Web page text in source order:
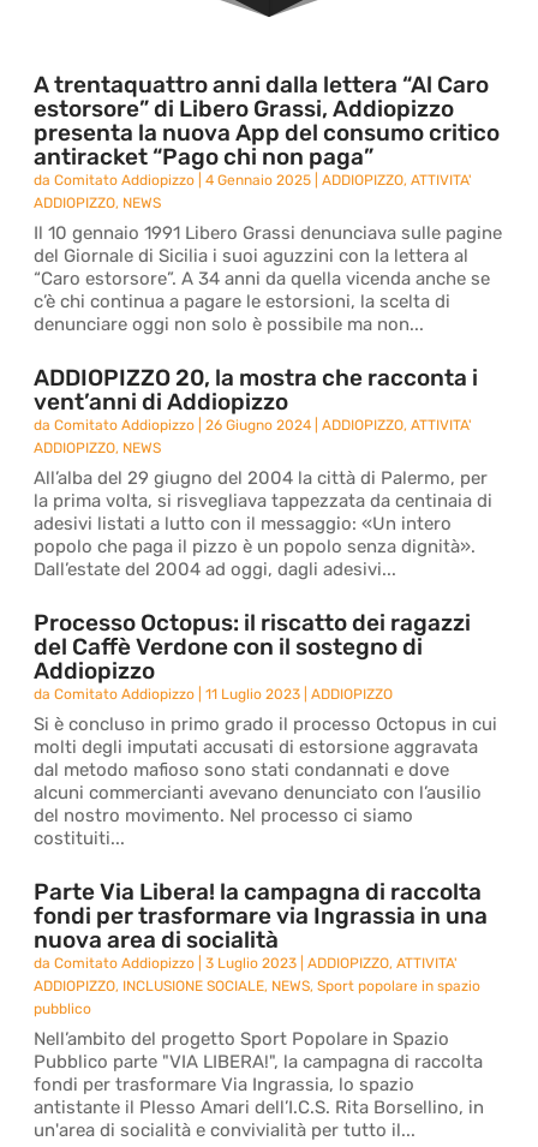
A trentaquattro anni dalla lettera “Al Caro
estorsore” di Libero Grassi, Addiopizzo
presenta la nuova App del consumo critico
antiracket “Pago chi non paga”
daComitato Addiopizzo |4 Gennaio 2025 |ADDIOPIZZO,ATTIVITA'
ADDIOPIZZO, NEWS
Il 10 gennaio 1991 Libero Grassi denunciava sulle pagine
del Giornale di Sicilia i suoi aguzzini con la lettera al
“Caro estorsore”. A 34 anni da quella vicenda anche se
c’è chi continua a pagare le estorsioni, la scelta di
denunciare oggi non solo è possibile ma non...
ADDIOPIZZO 20, la mostra che racconta i
vent’anni di Addiopizzo
daComitato Addiopizzo |26 Giugno 2024 |ADDIOPIZZO,ATTIVITA'
ADDIOPIZZO, NEWS
All’alba del 29 giugno del 2004 la città di Palermo, per
la prima volta, si risvegliava tappezzata da centinaia di
adesivi listati a lutto con il messaggio: «Un intero
popolo che paga il pizzo è un popolo senza dignità».
Dall’estate del 2004 ad oggi, dagli adesivi...
Processo Octopus: il riscatto dei ragazzi
del Caffè Verdone con il sostegno di
Addiopizzo
daComitato Addiopizzo |11 Luglio 2023 |ADDIOPIZZO
Si è concluso in primo grado il processo Octopus in cui
molti degli imputati accusati di estorsione aggravata
dal metodo mafioso sono stati condannati e dove
alcuni commercianti avevano denunciato con l’ausilio
del nostro movimento. Nel processo ci siamo
costituiti...
Parte Via Libera! la campagna di raccolta
fondi per trasformare via Ingrassia in una
nuova area di socialità
daComitato Addiopizzo |3 Luglio 2023 |ADDIOPIZZO,ATTIVITA'
ADDIOPIZZO, INCLUSIONE SOCIALE, NEWS,Sport popolare in spazio
pubblico
Nell’ambito del progetto Sport Popolare in Spazio
Pubblico parte "VIA LIBERA!", la campagna di raccolta
fondi per trasformare Via Ingrassia, lo spazio
antistante il Plesso Amari dell’I.C.S. Rita Borsellino, in
un'area di socialità e convivialità per tutto il...